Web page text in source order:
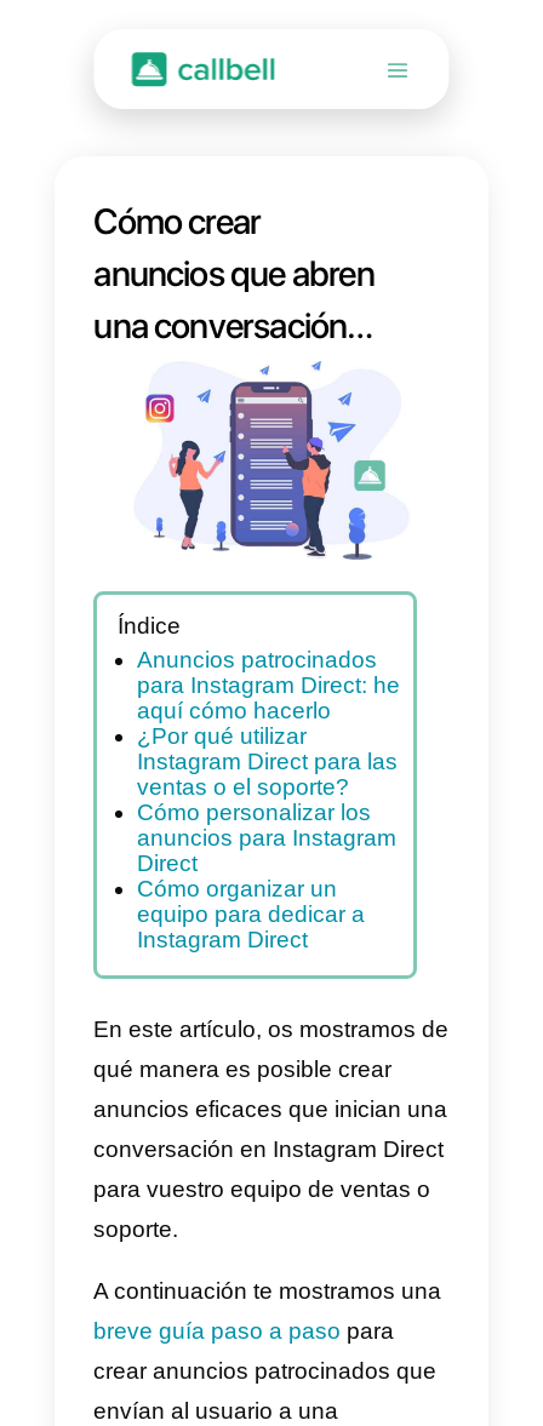
Cómo crear
anuncios que abren
una conversación
en Instagram Direct
Índice
Anuncios patrocinados
para Instagram Direct: he
aquí cómo hacerlo
¿Por qué utilizar
Instagram Direct para las
ventas o el soporte?
anuncios para Instagram
Direct
Cómo organizar un
equipo para dedicar a
Instagram Direct
anuncios eficaces que inician
conversación en Instagram